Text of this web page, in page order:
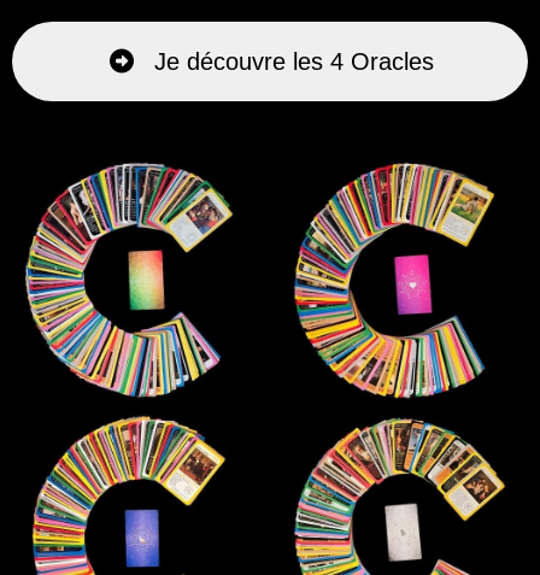
Je découvre les 4 Oracles